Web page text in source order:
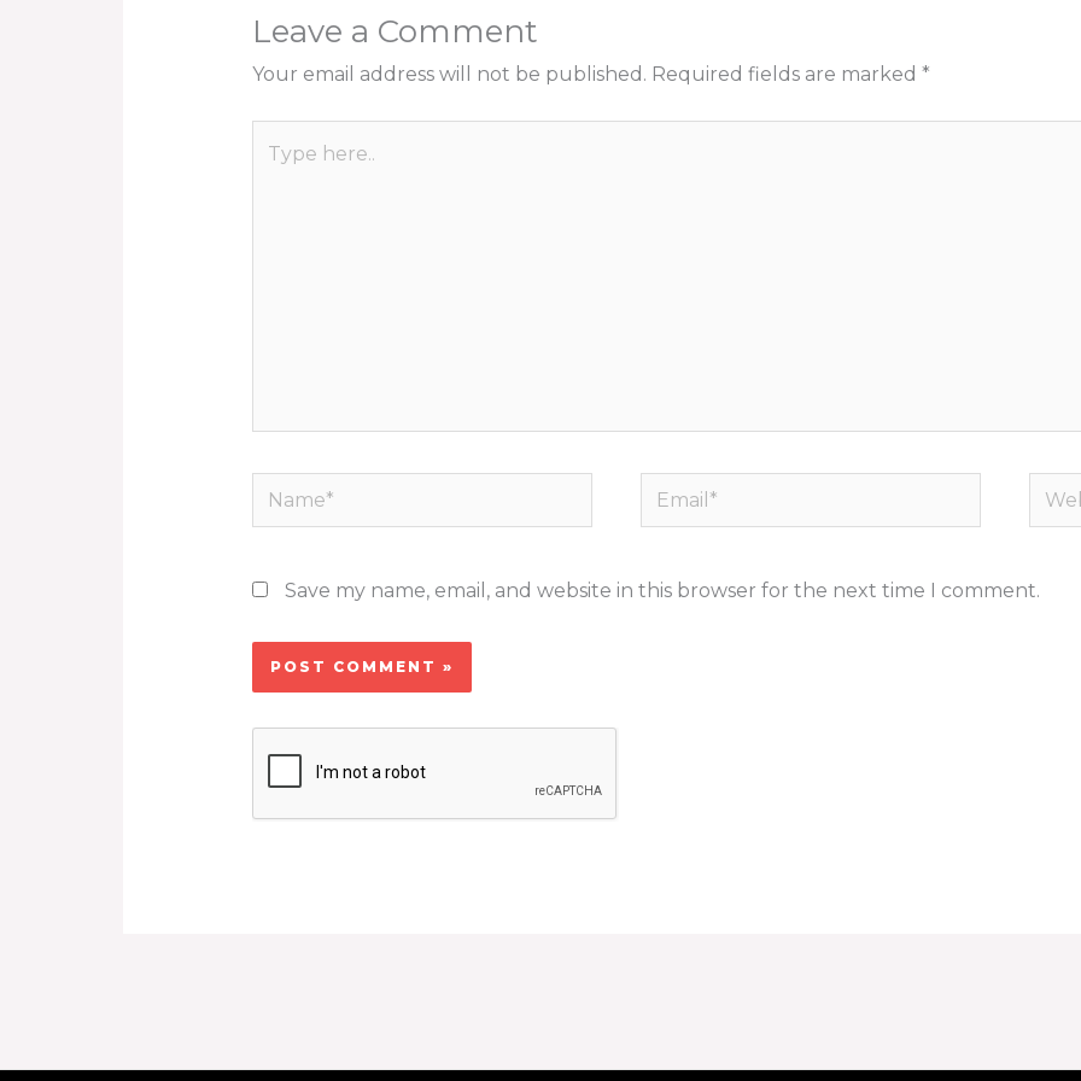
Leave a Comment
Your email address will not be published. Required fields are marked *
here..
Name* Email*
Save my name, email, and website in this browser for the next time I comment.